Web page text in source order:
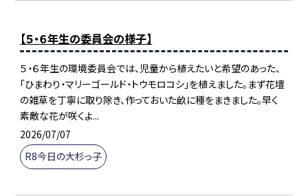
【５・６年生の委員会の様子】
５・６年生の環境委員会では、児童から植えたいと希望のあった、
「ひまわり・マリーゴールド・トウモロコシ」を植えました。まず花壇
の雑草を丁寧に取り除き、作っておいた畝に種をまきました。早く
素敵な花が咲くよ...
2026/07/07
R8今日の大杉っ子